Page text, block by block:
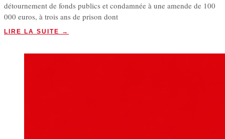
détournement de fonds publics et condamnée à une amende de 100
000 euros, à trois ans de prison dont
LIRE LA SUITE →